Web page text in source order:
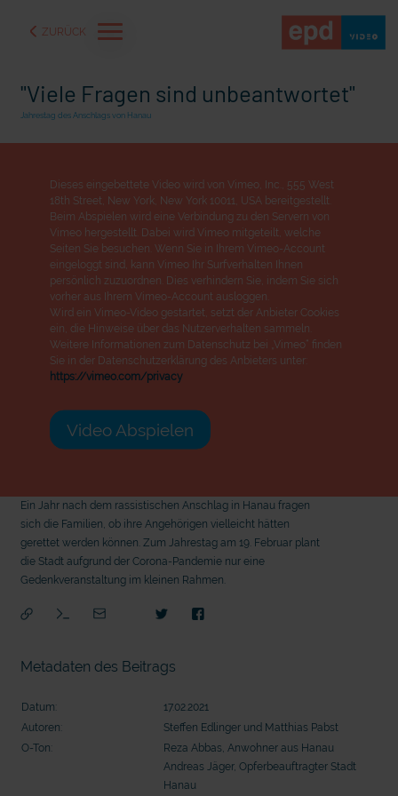
ZURÜCK
oder "Deppen der "Wir bauen Cherson wieder auf" - Optimismus in der
"Viele Fragen sind unbeantwortet"
Jahrestag des Anschlags von Hanau
Dieses eingebettete Video wird von Vimeo, Inc., 555 West
18th Street, New York, New York 10011, USA bereitgestellt.
Beim Abspielen wird eine Verbindung zu den Servern von
Vimeo hergestellt. Dabei wird Vimeo mitgeteilt, welche
Seiten Sie besuchen. Wenn Sie in Ihrem Vimeo-Account
eingeloggt sind, kann Vimeo Ihr Surfverhalten Ihnen
persönlich zuzuordnen. Dies verhindern Sie, indem Sie sich
vorher aus Ihrem Vimeo-Account ausloggen.
Wird ein Vimeo-Video gestartet, setzt der Anbieter Cookies
ein, die Hinweise über das Nutzerverhalten sammeln.
Weitere Informationen zum Datenschutz bei „Vimeo“ finden
Sie in der Datenschutzerklärung des Anbieters unter:
https://vimeo.com/privacy
Video Abspielen
Ein Jahr nach dem rassistischen Anschlag in Hanau fragen
sich die Familien, ob ihre Angehörigen vielleicht hätten
gerettet werden können. Zum Jahrestag am 19. Februar plant
die Stadt aufgrund der Corona-Pandemie nur eine
Gedenkveranstaltung im kleinen Rahmen.
Metadaten des Beitrags
Datum:
17.02.2021
Autoren:
Steffen Edlinger und Matthias Pabst
O-Ton:
Reza Abbas, Anwohner aus Hanau
Andreas Jäger, Opferbeauftragter Stadt
Hanau